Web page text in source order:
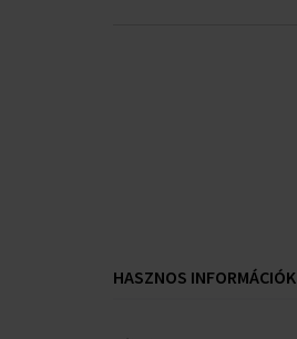
HASZNOS INFORMÁCIÓK